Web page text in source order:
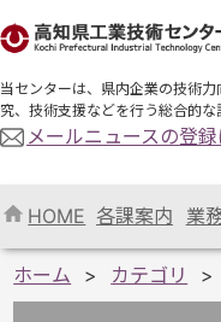
当センターは、県内企業の技術
究、技術支援などを行う総合的な
メールニュースの登
HOME 各課案内 業
ホーム カテゴリ